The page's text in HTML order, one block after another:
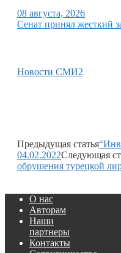
08 августа, 2026
Сенат принял жесткий
Новости СМИ2
Предыдущая статья
04.02.2022Следующая
обрушения турецкой
О нас
Авторам
Наши
партнеры
Контакты